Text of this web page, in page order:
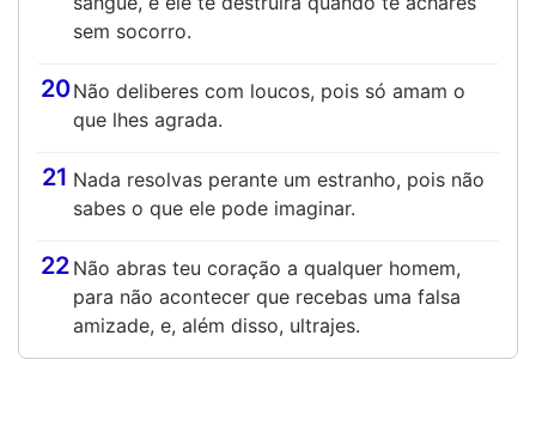
sem socorro.
20Não deliberes com loucos, pois só amam o
que lhes agrada.
21 Nada resolvas perante um estranho, pois não
sabes o que ele pode imaginar.
22 Não abras teu coração a qualquer homem,
para não acontecer que recebas uma falsa
amizade, e, além disso, ultrajes.